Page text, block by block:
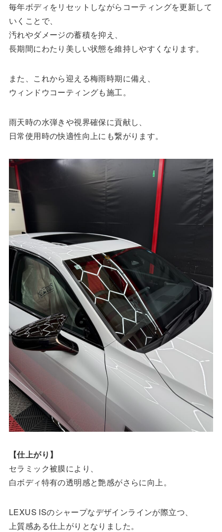
毎年ボディをリセットしながらコーティングを更新して
いくことで、
汚れやダメージの蓄積を抑え、
長期間にわたり美しい状態を維持しやすくなります。
また、これから迎える梅雨時期に備え、
ウィンドウコーティングも施工。
雨天時の水弾きや視界確保に貢献し、
日常使用時の快適性向上にも繋がります。
【仕上がり】
セラミック被膜により、
白ボディ特有の透明感と艶感がさらに向上。
LEXUS ISのシャープなデザインラインが際立つ、
上質感ある仕上がりとなりました。